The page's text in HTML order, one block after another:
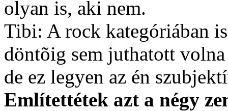
olyan is, aki nem.
Tibi: A rock kategóriában
döntõig sem juthatott
de ez legyen az én
Említettétek azt a négy